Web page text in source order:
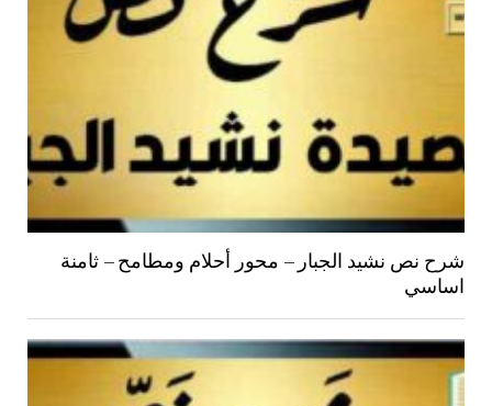
شرح نص نشيد الجبار – محور أحلام ومطامح – ثامنة
اساسي